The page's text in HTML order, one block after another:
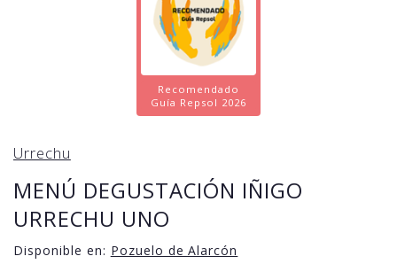
Recomendado
Guía Repsol 2026
Urrechu
MENÚ DEGUSTACIÓN IÑIGO
URRECHU UNO
Disponible en: Pozuelo de Alarcón